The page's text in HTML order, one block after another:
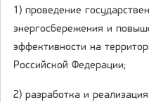
1) проведение
энергосбережения и
эффективности на
Российской Федерации;
2) разработка и